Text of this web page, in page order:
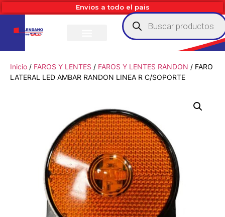
Envios a todo el pais
Inicio / FAROS Y LENTES / FAROS Y LENTES RANDON / FARO
LATERAL LED AMBAR RANDON LINEA R C/SOPORTE